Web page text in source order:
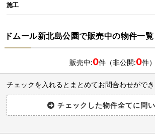
施工
ドムール新北島公園で販売中の物件一覧
販売中:0件（非公開:0件）
チェックを入れるとまとめてお問合わせができ